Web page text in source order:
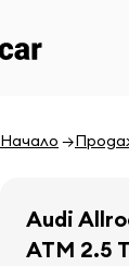
Начало
Audi
ATM 2.5